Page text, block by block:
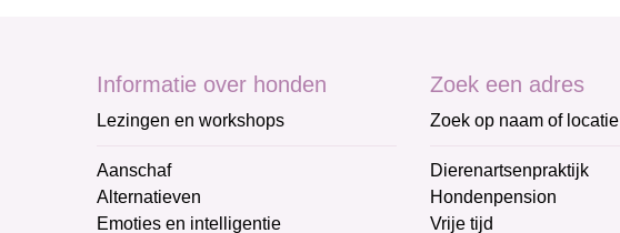
Informatie over honden
Lezingen en workshops
Aanschaf
Alternatieven
Emoties en intelligentie
Zoek een adres
Zoek op naam of locatie
Dierenartsenpraktijk
Hondenpension
Vrije tijd